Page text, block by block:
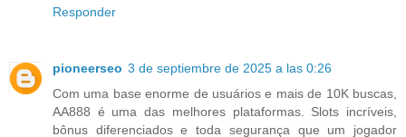
Responder
pioneerseo 3 de septiembre de 2025 a las 0:26
Com uma base enorme de usuários e mais de 10K buscas,
AA888 é uma das melhores plataformas. Slots incríveis,
bônus diferenciados e toda segurança que um jogador